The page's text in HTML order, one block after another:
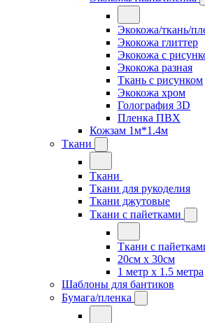
Экокожа/ткань/
Экокожа глиттер
Экокожа с
Экокожа разная
Ткань с рисунком
Экокожа хром
Голография 3D
Пленка ПВХ
Кожзам 1м*1.4м
Ткани
Ткани
Ткани для рукоделия
Ткани джутовые
Ткани с пайетками
Ткани с
20см х 30см
1 метр х 1.5 метра
Шаблоны для бантиков
Бумага/пленка